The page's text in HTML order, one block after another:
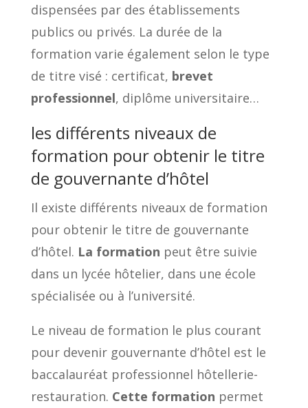
dispensées par des établissements
publics ou privés. La durée de la
formation varie également selon le type
de titre visé : certificat, brevet
professionnel, diplôme universitaire…
les différents niveaux de
formation pour obtenir le titre
de gouvernante d’hôtel
Il existe différents niveaux de formation
pour obtenir le titre de gouvernante
d’hôtel. La formation peut être suivie
dans un lycée hôtelier, dans une école
spécialisée ou à l’université.
Le niveau de formation le plus courant
pour devenir gouvernante d’hôtel est le
baccalauréat professionnel hôtellerie-
restauration. Cette formation permet